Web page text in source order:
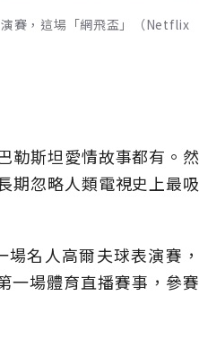
賽，這場「網飛盃」（Netflix
勒斯坦愛情故事都有。然
期忽略人類電視史上最吸
名人高爾夫球表演賽，
一場體育直播賽事，參賽